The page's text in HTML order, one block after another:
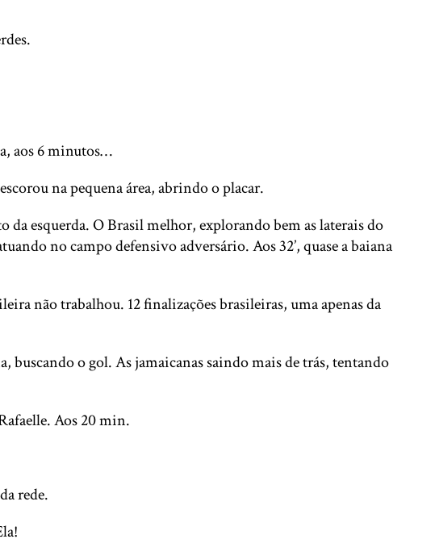
aos 6 minutos…
na pequena área, abrindo o placar.
esquerda. O Brasil melhor, explorando bem as laterais do
no campo defensivo adversário. Aos 32’, quase a baiana
não trabalhou. 12 finalizações brasileiras, uma apenas da
buscando o gol. As jamaicanas saindo mais de trás, tentando
Aos 20 min.
rede.